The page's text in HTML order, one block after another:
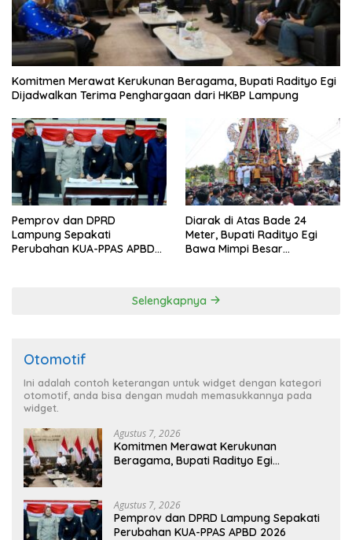
Komitmen Merawat Kerukunan Beragama, Bupati Radityo Egi
Dijadwalkan Terima Penghargaan dari HKBP Lampung
Pemprov dan DPRD
Lampung Sepakati
Perubahan KUA-PPAS APBD
Diarak di Atas Bade 24
Meter, Bupati Radityo Egi
Bawa Mimpi Besar
Selengkapnya
Otomotif
Ini adalah contoh keterangan untuk widget dengan kategori
otomotif, anda bisa dengan mudah memasukkannya pada
widget.
Agustus 7, 2026
Komitmen Merawat Kerukunan
Beragama, Bupati Radityo Egi
Agustus 7, 2026
Pemprov dan DPRD Lampung Sepakati
Perubahan KUA-PPAS APBD 2026